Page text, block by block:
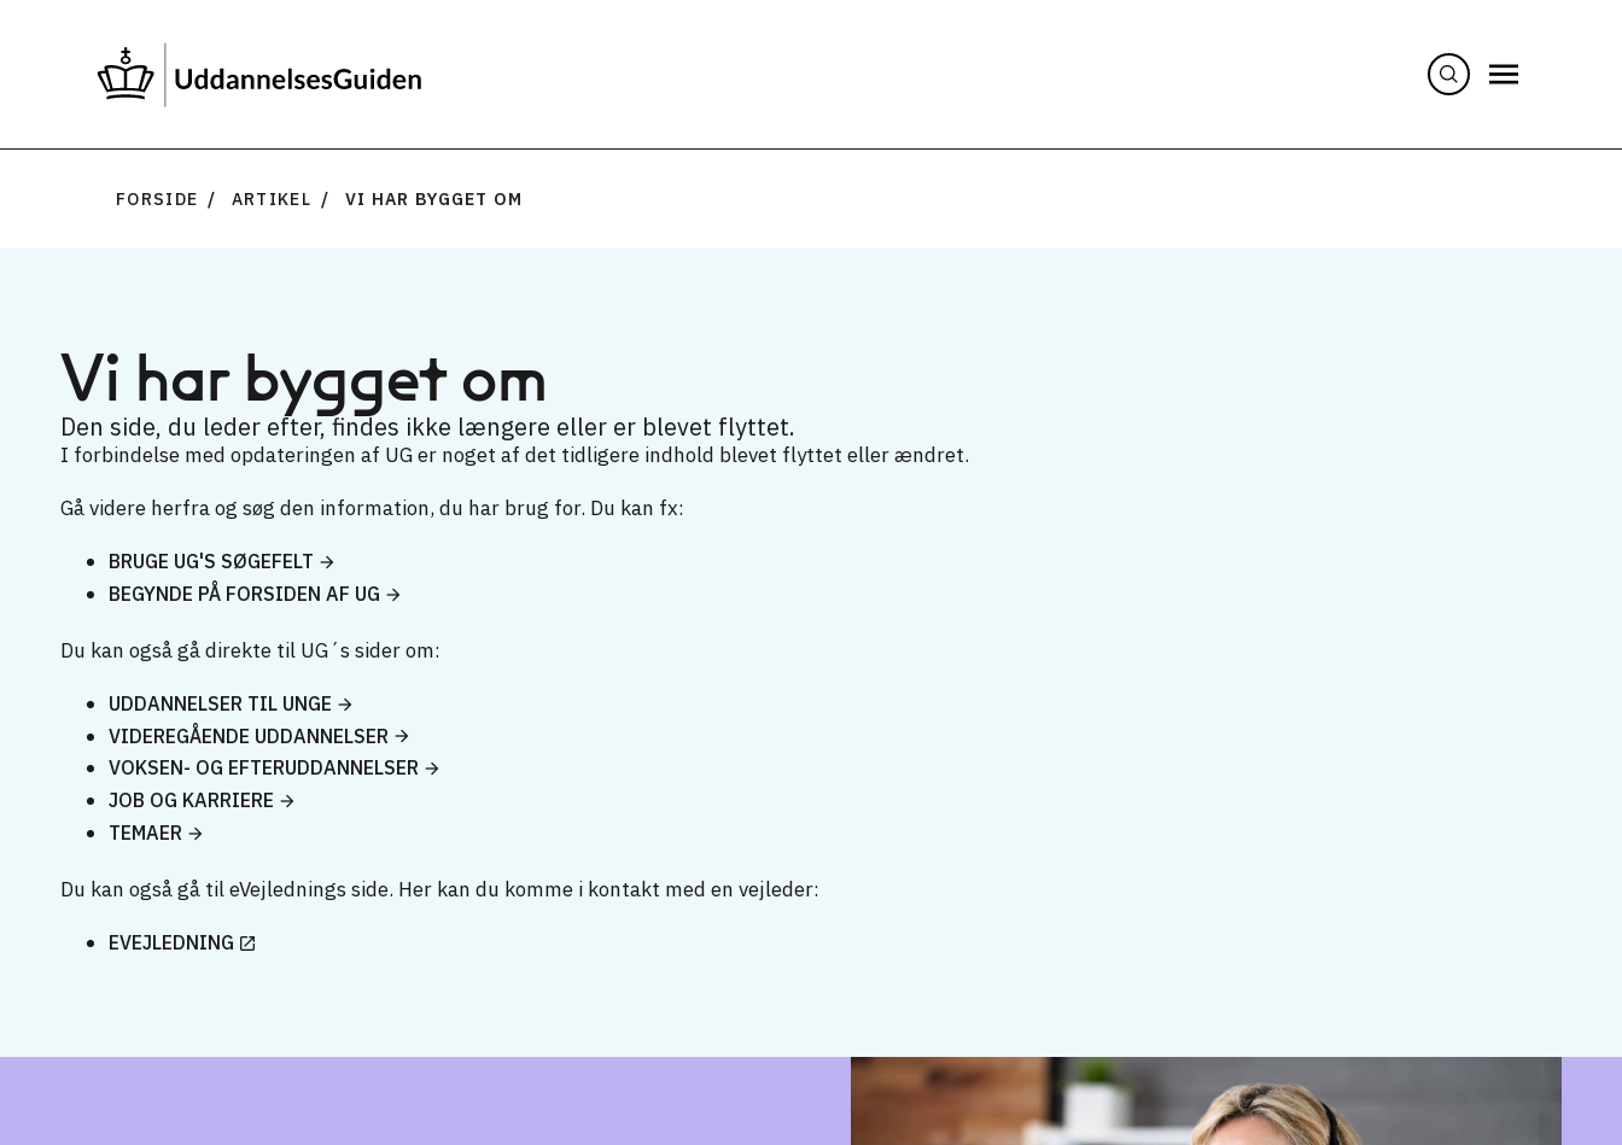
FORSIDE ARTIKEL VI HAR BYGGET OM
Vi har bygget om
Den side, du leder efter, findes ikke længere eller er blevet flyttet.
I forbindelse med opdateringen af UG er noget af det tidligere indhold blevet flyttet eller ændret.
Gå videre herfra og søg den information, du har brug for. Du kan fx:
BRUGE UG'S SØGEFELT
BEGYNDE PÅ FORSIDEN AF UG
Du kan også gå direkte til UG´s sider om:
UDDANNELSER TIL UNGE
VIDEREGÅENDE UDDANNELSER
VOKSEN- OG EFTERUDDANNELSER
JOB OG KARRIERE
TEMAER
Du kan også gå til eVejlednings side. Her kan du komme i kontakt med en vejleder:
EVEJLEDNING